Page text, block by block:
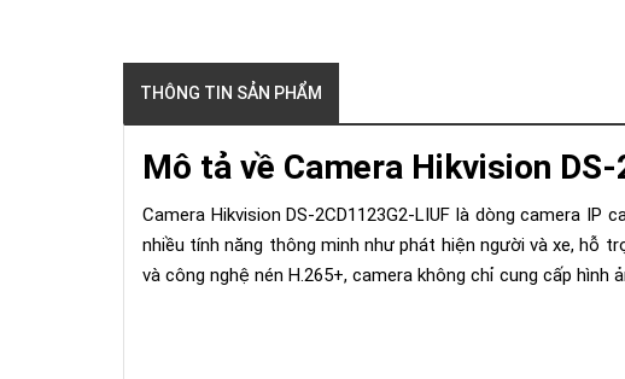
THÔNG TIN SẢN PHẨM
Mô tả về Camera Hikvision
Camera Hikvision DS-2CD1123G2-LIUF là dòng camera
nhiều tính năng thông minh như phát hiện người và xe, hỗ
và công nghệ nén H.265+, camera không chỉ cung cấp